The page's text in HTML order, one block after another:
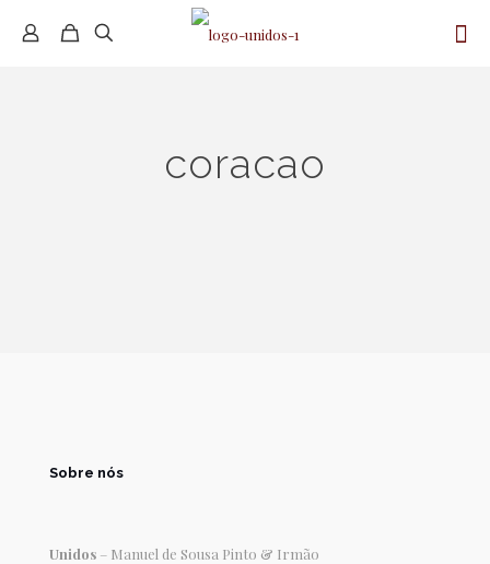
coracao
Sobre nós
Unidos – Manuel de Sousa Pinto & Irmão